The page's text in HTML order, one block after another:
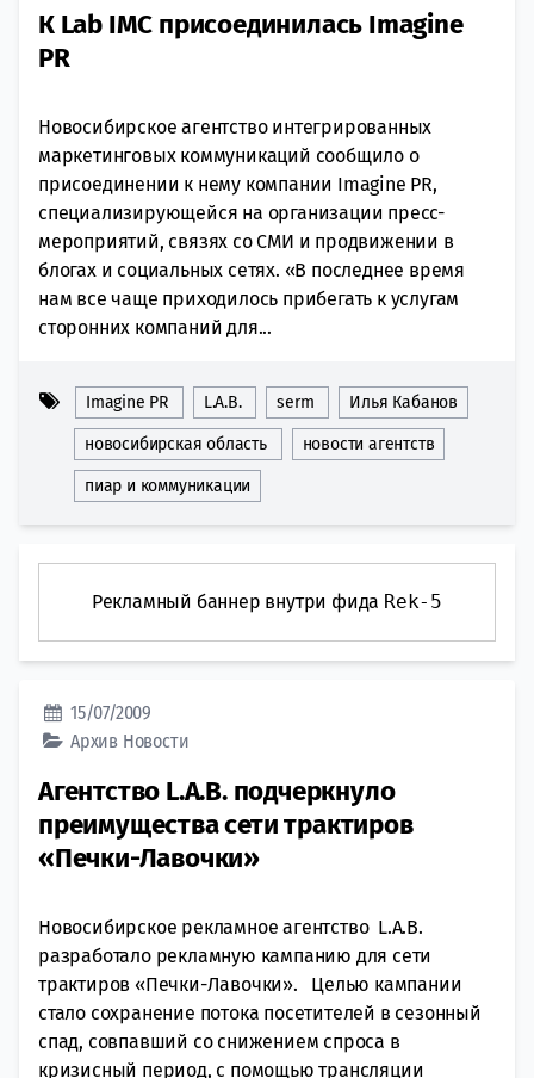
К Lab IMC присоединилась Imagine
PR
Новосибирское агентство интегрированных
маркетинговых коммуникаций сообщило о
присоединении к нему компании Imagine PR,
специализирующейся на организации пресс-
мероприятий, связях со СМИ и продвижении в
блогах и социальных сетях. «В последнее время
нам все чаще приходилось прибегать к услугам
сторонних компаний для...
Imagine PR L.A.B. serm Илья Кабанов
новосибирская область новости агентств
пиар и коммуникации
Рекламный баннер внутри фида Rek-5
15/07/2009
Архив Новости
Агентство L.A.B. подчеркнуло
преимущества сети трактиров
«Печки-Лавочки»
Новосибирское рекламное агентство L.A.B.
разработало рекламную кампанию для сети
трактиров «Печки-Лавочки». Целью кампании
стало сохранение потока посетителей в сезонный
спад, совпавший со снижением спроса в
кризисный период, с помощью трансляции